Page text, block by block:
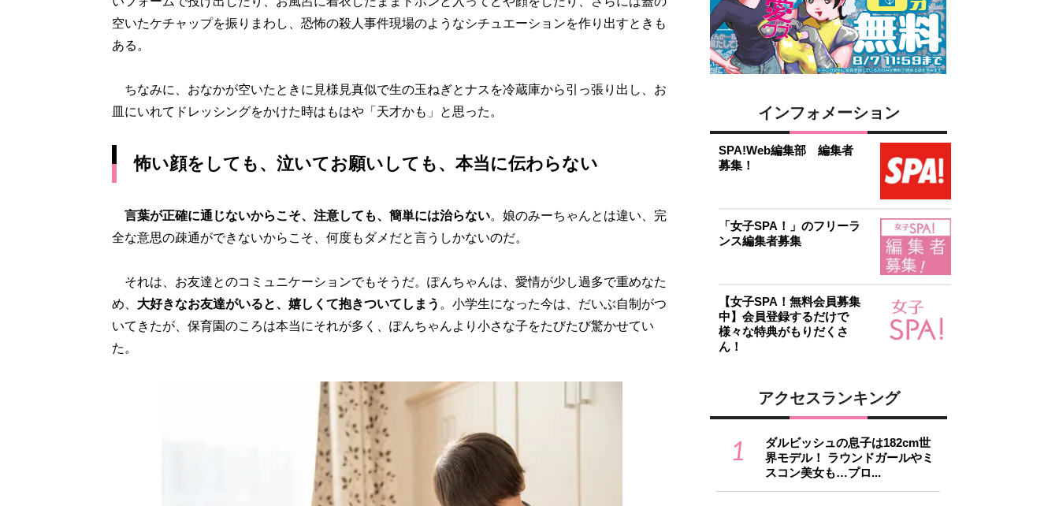
空いたケチャップを振りまわし、恐怖の殺人事件現場のようなシチュエーションを作り出すときも
ある。
ちなみに、おなかが空いたときに見様見真似で生の玉ねぎとナスを冷蔵庫から引っ張り出し、お
皿にいれてドレッシングをかけた時はもはや「天才かも」と思った。
怖い顔をしても、泣いてお願いしても、本当に伝わらない
言葉が正確に通じないからこそ、注意しても、簡単には治らない。娘のみーちゃんとは違い、完
全な意思の疎通ができないからこそ、何度もダメだと言うしかないのだ。
それは、お友達とのコミュニケーションでもそうだ。ぽんちゃんは、愛情が少し過多で重めなた
め、 大好きなお友達がいると、嬉しくて抱きついてしまう 。小学生になった今は、だいぶ自制がつ
いてきたが、保育園のころは本当にそれが多く、ぽんちゃんより小さな子をたびたび驚かせてい
た。
インフォメーション
SPA!Web編集部 編集者
募集！
「女子SPA！」のフリーラ
ンス編集者募集
【女子SPA！無料会員募集
中】会員登録するだけで
様々な特典がもりだくさ
ん！
アクセスランキング
1
ダルビッシュの息子は182cm世
界モデル！ ラウンドガールやミ
スコン美女も…プロ...